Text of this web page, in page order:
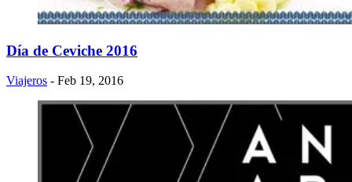
Día de Ceviche 2016
Viajeros - Feb 19, 2016